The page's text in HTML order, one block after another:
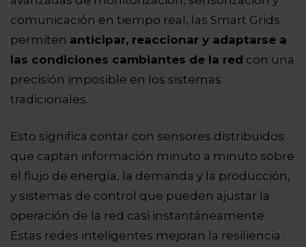
comunicación en tiempo real, las Smart Grids
permiten anticipar, reaccionar y adaptarse a
las condiciones cambiantes de la red con una
precisión imposible en los sistemas
tradicionales.
Esto significa contar con sensores distribuidos
que captan información minuto a minuto sobre
el flujo de energía, la demanda y la producción,
y sistemas de control que pueden ajustar la
operación de la red casi instantáneamente.
Estas redes inteligentes mejoran la resiliencia